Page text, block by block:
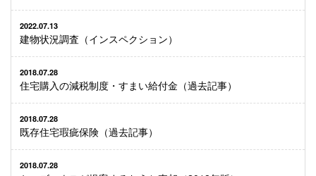
2022.07.13
建物状況調査（インスペクション）
2018.07.28
住宅購入の減税制度・すまい給付金（過去記事）
2018.07.28
既存住宅瑕疵保険（過去記事）
2018.07.28